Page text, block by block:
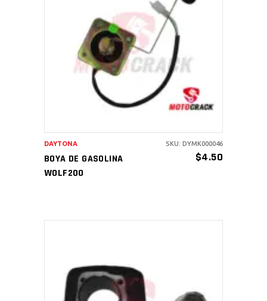
AÑADIR AL CARRITO
BOYA DE GASOLINA
WOLF200
$4.50
DAYTONA SKU: DYMK000046